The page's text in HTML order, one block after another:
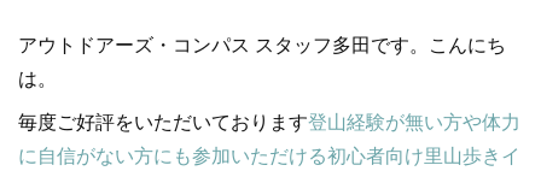
アウトドアーズ・コンパス スタッフ多田です。こんにち
は。
毎度ご好評をいただいております登山経験が無い方や体力
に自信がない方にも参加いただける初心者向け里山歩きイ